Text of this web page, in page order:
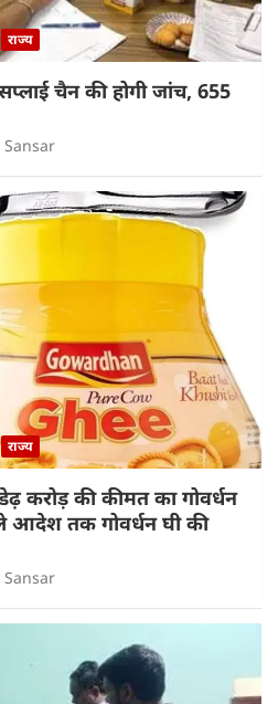
राज्य
चैन की होगी जांच, 655
राज्य
करोड़ की कीमत का गोवर्धन
आदेश तक गोवर्धन घी की